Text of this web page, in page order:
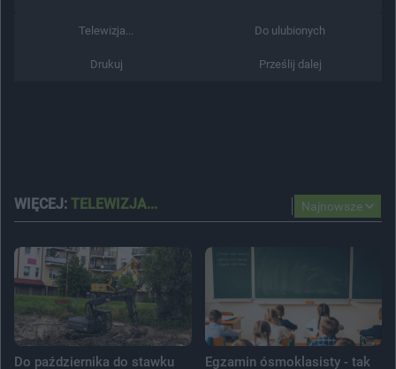
Telewizja... Do ulubionych
Drukuj Prześlij dalej
Najnowsze
WIĘCEJ: TELEWIZJA...
Do października do stawku
Egzamin ósmoklasisty - tak